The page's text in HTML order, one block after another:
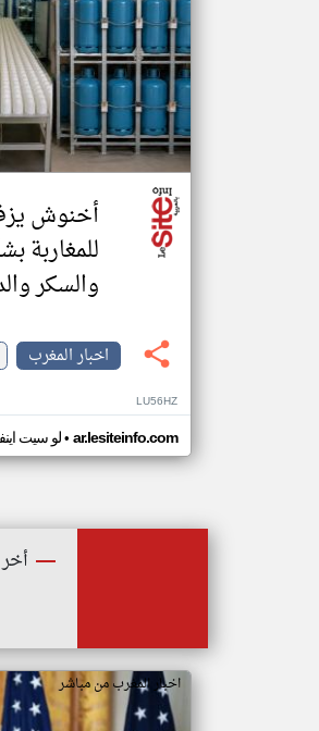
أخنوش
للمغاربة
والسكر
اخبار المغرب
LU56HZ
لو سيت• ar.lesiteinfo.com
اخبار المغرب من مباشر